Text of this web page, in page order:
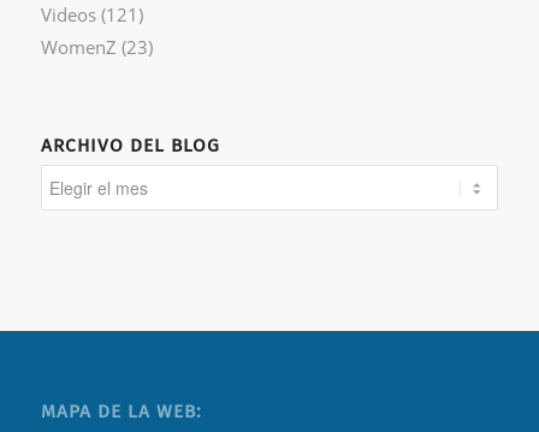
Videos(121)
WomenZ (23)
ARCHIVO DEL BLOG
MAPA DE LA WEB: